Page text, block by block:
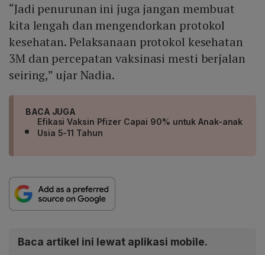
“Jadi penurunan ini juga jangan membuat
kita lengah dan mengendorkan protokol
kesehatan. Pelaksanaan protokol kesehatan
3M dan percepatan vaksinasi mesti berjalan
seiring,” ujar Nadia.
BACA JUGA
Efikasi Vaksin Pfizer Capai 90% untuk Anak-anak
Usia 5-11 Tahun
Baca artikel ini lewat aplikasi mobile.